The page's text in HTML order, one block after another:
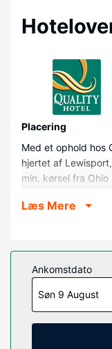
Placering
Med et ophold hos
hjertet af
min. kørsel fra
Carpenter Lake.
Føl dig hjemme i
køleskab og
komme på nettet,
underholdningen.
en kombination af
og hårtørrer.
strygejern/
Læs Mere
Ankomstdato
Søn 9 August